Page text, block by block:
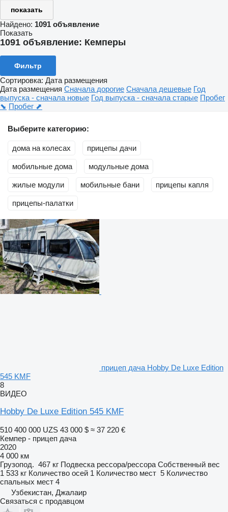
показать
Найдено: 1091 объявление
Показать
1091 объявление: Кемперы
Фильтр
Сортировка: Дата размещения
Дата размещения Сначала дорогие Сначала дешевые Год
выпуска - сначала новые Год выпуска - сначала старые Пробег
⬊ Пробег ⬈
Выберите категорию:
дома на колесах прицепы дачи
мобильные дома модульные дома
жилые модули мобильные бани прицепы капля
прицепы-палатки
прицеп дача Hobby De Luxe Edition
545 KMF
8
ВИДЕО
Hobby De Luxe Edition 545 KMF
510 400 000 UZS 43 000 $ ≈ 37 220 €
Кемпер - прицеп дача
2020
4 000 км
Грузопод. 467 кг Подвеска рессора/рессора Собственный вес
1 533 кг Количество осей 1 Количество мест 5 Количество
спальных мест 4
Узбекистан, Джалаир
Связаться с продавцом